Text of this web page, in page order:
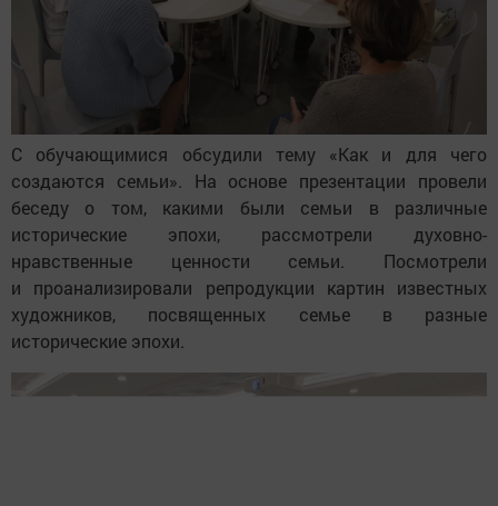
С обучающимися обсудили тему «Как и для чего
создаются семьи». На основе презентации провели
беседу о том, какими были семьи в различные
исторические эпохи, рассмотрели духовно-
нравственные ценности семьи. Посмотрели
и проанализировали репродукции картин известных
художников, посвященных семье в разные
исторические эпохи.